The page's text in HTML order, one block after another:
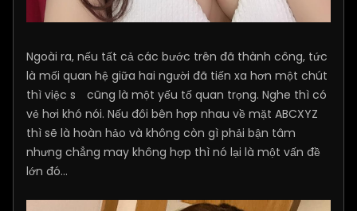
Ngoài ra, nếu tất cả các bước trên đã thành công, tức
là mối quan hệ giữa hai người đã tiến xa hơn một chút
thì việc s
cũng là một yếu tố quan trọng. Nghe thì có
vẻ hơi khó nói. Nếu đôi bên hợp nhau về mặt ABCXYZ
thì sẽ là hoàn hảo và không còn gì phải bận tâm
nhưng chẳng may không hợp thì nó lại là một vấn đề
lớn đó...